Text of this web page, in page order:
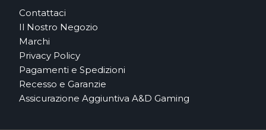
Contattaci
Il Nostro Negozio
Marchi
Privacy Policy
Pagamenti e Spedizioni
Recesso e Garanzie
Assicurazione Aggiuntiva A&D Gaming